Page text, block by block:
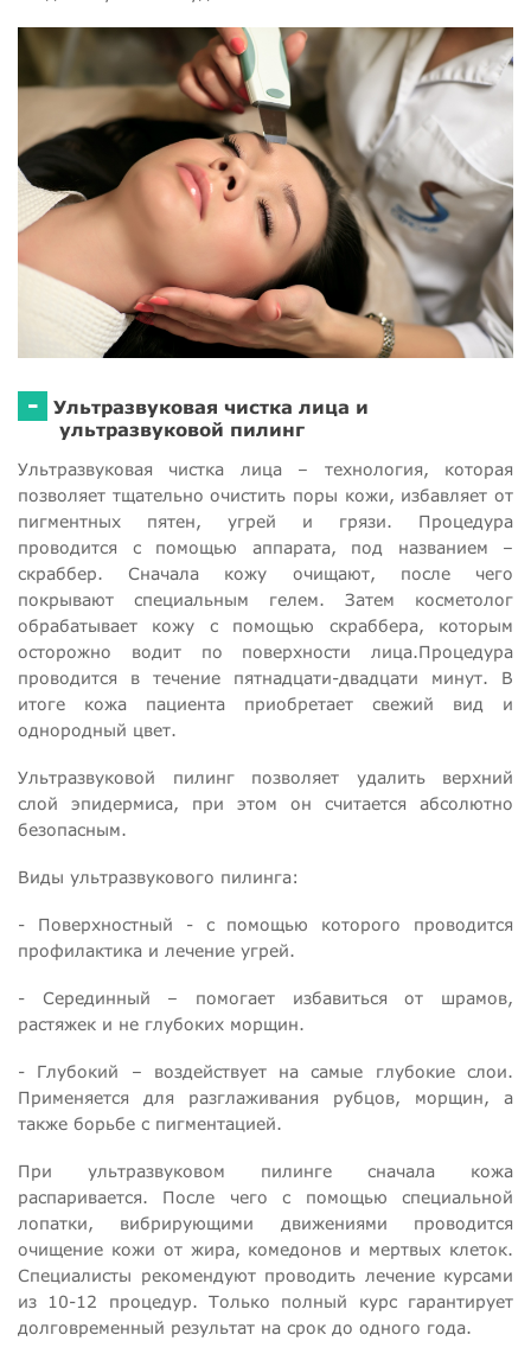
-
Ультразвуковая чистка лица и
ультразвуковой пилинг
Ультразвуковая чистка лица – технология, которая
позволяет тщательно очистить поры кожи, избавляет от
пигментных пятен, угрей и грязи. Процедура
проводится с помощью аппарата, под названием –
скраббер. Сначала кожу очищают, после чего
покрывают специальным гелем. Затем косметолог
обрабатывает кожу с помощью скраббера, которым
осторожно водит по поверхности лица.Процедура
проводится в течение пятнадцати-двадцати минут. В
итоге кожа пациента приобретает свежий вид и
однородный цвет.
Ультразвуковой пилинг позволяет удалить верхний
слой эпидермиса, при этом он считается абсолютно
безопасным.
Виды ультразвукового пилинга:
- Поверхностный - с помощью которого проводится
профилактика и лечение угрей.
- Серединный – помогает избавиться от шрамов,
растяжек и не глубоких морщин.
- Глубокий – воздействует на самые глубокие слои.
Применяется для разглаживания рубцов, морщин, а
также борьбе с пигментацией.
При ультразвуковом пилинге сначала кожа
распаривается. После чего с помощью специальной
лопатки, вибрирующими движениями проводится
очищение кожи от жира, комедонов и мертвых клеток.
Специалисты рекомендуют проводить лечение курсами
из 10-12 процедур. Только полный курс гарантирует
долговременный результат на срок до одного года.